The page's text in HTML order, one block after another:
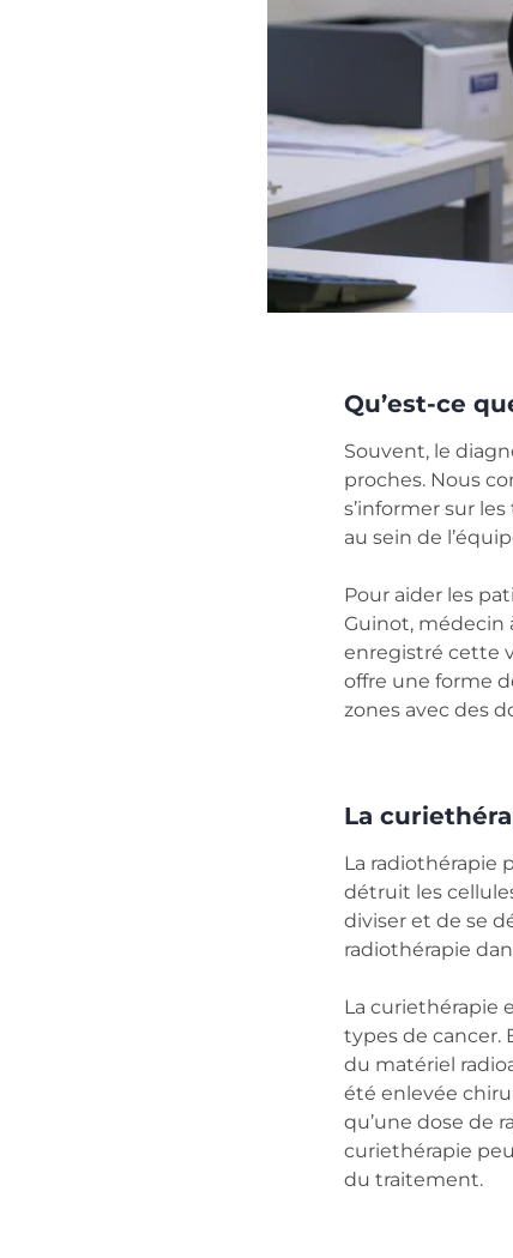
Qu’est-ce
Souvent, le
proches. Nous
s’informer sur
au sein de
Pour aider les
Guinot, médecin
enregistré cette
offre une forme
zones avec des
La
La radiothérapie
détruit les
diviser et de se
radiothérapie
La curiethérapie
types de cancer.
du matériel
été enlevée
qu’une dose de
curiethérapie
du traitement.